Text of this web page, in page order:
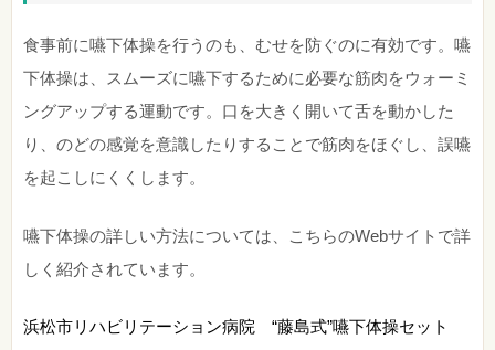
食事前に嚥下体操を行うのも、むせを防ぐのに有効です。嚥
下体操は、スムーズに嚥下するために必要な筋肉をウォーミ
ングアップする運動です。口を大きく開いて舌を動かした
り、のどの感覚を意識したりすることで筋肉をほぐし、誤嚥
を起こしにくくします。
嚥下体操の詳しい方法については、こちらのWebサイトで詳
しく紹介されています。
浜松市リハビリテーション病院 “藤島式”嚥下体操セット